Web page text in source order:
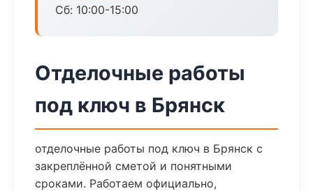
Сб: 10:00-15:00
Отделочные работы
под ключ в Брянск
отделочные работы под ключ в Брянск с
закреплённой сметой и понятными
сроками. Работаем официально,